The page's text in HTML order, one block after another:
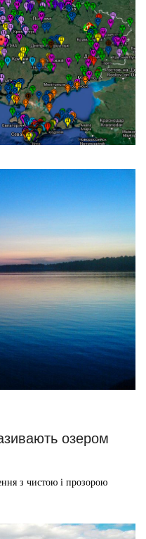
озером
з чистою і прозорою